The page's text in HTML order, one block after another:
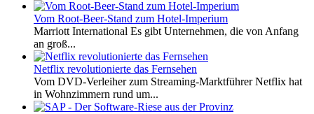
Vom Root-Beer-Stand zum Hotel-Imperium
Marriott International Es gibt Unternehmen, die von Anfang
an groß...
Netflix revolutionierte das Fernsehen
Vom DVD-Verleiher zum Streaming-Marktführer Netflix hat
in Wohnzimmern rund um...